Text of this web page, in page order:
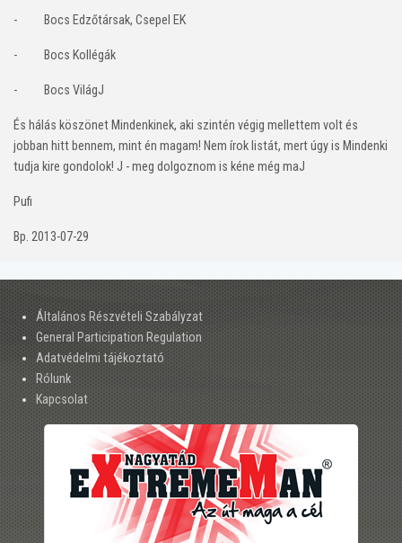
- Bocs Edzőtársak, Csepel EK
- Bocs Kollégák
- Bocs VilágJ
És hálás köszönet Mindenkinek, aki szintén végig mellettem volt és
jobban hitt bennem, mint én magam! Nem írok listát, mert úgy is Mindenki
tudja kire gondolok! J - meg dolgoznom is kéne még maJ
Pufi
Bp. 2013-07-29
Általános Részvételi Szabályzat
General Participation Regulation
Adatvédelmi tájékoztató
Rólunk
Kapcsolat